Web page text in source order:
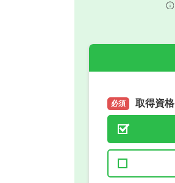
必須 取得資格